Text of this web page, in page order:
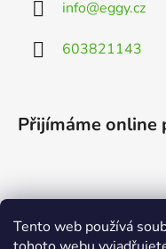
Tento web používá
info@eggy.cz
603821143
Přijímáme online
Vyhledávání